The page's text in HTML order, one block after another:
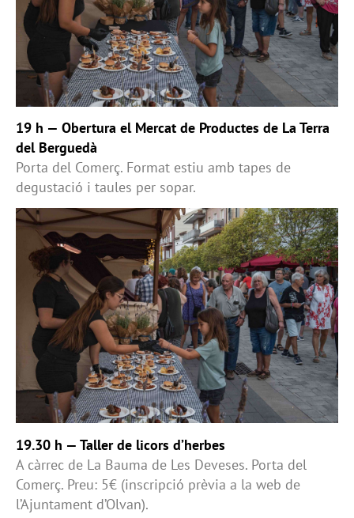
19 h — Obertura el Mercat de Productes de La Terra
del Berguedà
Porta del Comerç. Format estiu amb tapes de
degustació i taules per sopar.
19.30 h — Taller de licors d’herbes
A càrrec de La Bauma de Les Deveses. Porta del
Comerç. Preu: 5€ (inscripció prèvia a la web de
l’Ajuntament d’Olvan).